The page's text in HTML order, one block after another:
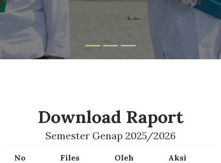
Download Raport
Semester Genap 2025/2026
No Files Oleh Aksi